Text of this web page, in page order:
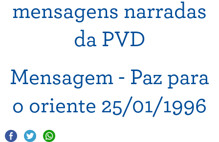
mensagens narradas
da PVD
Mensagem - Paz para
o oriente 25/01/1996